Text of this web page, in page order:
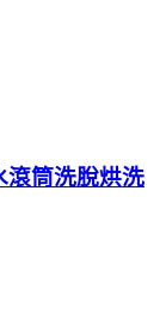
滾筒洗脫烘洗